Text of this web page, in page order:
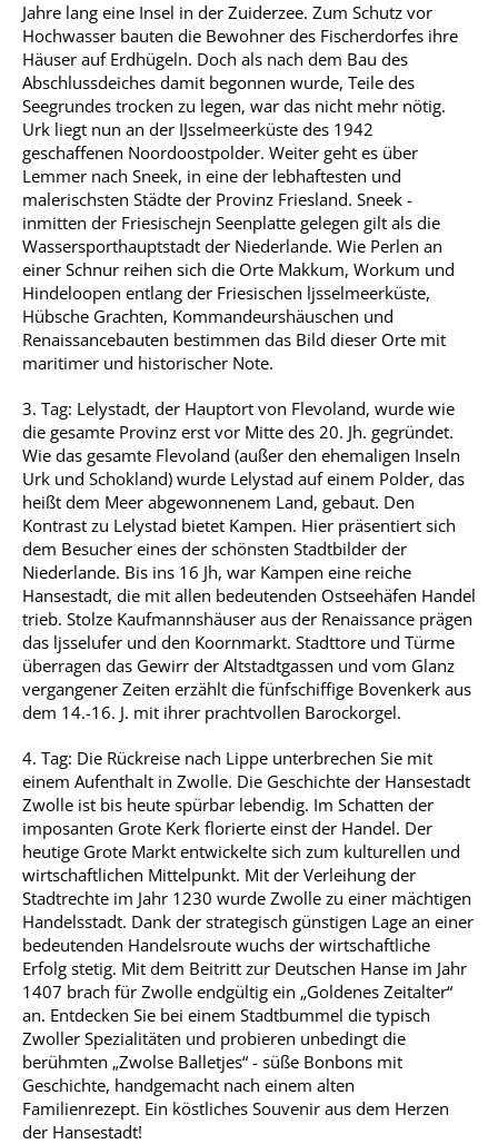
Jahre lang eine Insel in der Zuiderzee. Zum Schutz vor
Hochwasser bauten die Bewohner des Fischerdorfes ihre
Häuser auf Erdhügeln. Doch als nach dem Bau des
Abschlussdeiches damit begonnen wurde, Teile des
Seegrundes trocken zu legen, war das nicht mehr nötig.
Urk liegt nun an der IJsselmeerküste des 1942
geschaffenen Noordoostpolder. Weiter geht es über
Lemmer nach Sneek, in eine der lebhaftesten und
malerischsten Städte der Provinz Friesland. Sneek -
inmitten der Friesischejn Seenplatte gelegen gilt als die
Wassersporthauptstadt der Niederlande. Wie Perlen an
einer Schnur reihen sich die Orte Makkum, Workum und
Hindeloopen entlang der Friesischen ljsselmeerküste,
Hübsche Grachten, Kommandeurshäuschen und
Renaissancebauten bestimmen das Bild dieser Orte mit
maritimer und historischer Note.
3. Tag: Lelystadt, der Hauptort von Flevoland, wurde wie
die gesamte Provinz erst vor Mitte des 20. Jh. gegründet.
Wie das gesamte Flevoland (außer den ehemaligen Inseln
Urk und Schokland) wurde Lelystad auf einem Polder, das
heißt dem Meer abgewonnenem Land, gebaut. Den
Kontrast zu Lelystad bietet Kampen. Hier präsentiert sich
dem Besucher eines der schönsten Stadtbilder der
Niederlande. Bis ins 16 Jh, war Kampen eine reiche
Hansestadt, die mit allen bedeutenden Ostseehäfen Handel
trieb. Stolze Kaufmannshäuser aus der Renaissance prägen
das ljsselufer und den Koornmarkt. Stadttore und Türme
überragen das Gewirr der Altstadtgassen und vom Glanz
vergangener Zeiten erzählt die fünfschiffige Bovenkerk aus
dem 14.-16. J. mit ihrer prachtvollen Barockorgel.
4. Tag: Die Rückreise nach Lippe unterbrechen Sie mit
einem Aufenthalt in Zwolle. Die Geschichte der Hansestadt
Zwolle ist bis heute spürbar lebendig. Im Schatten der
imposanten Grote Kerk florierte einst der Handel. Der
heutige Grote Markt entwickelte sich zum kulturellen und
wirtschaftlichen Mittelpunkt. Mit der Verleihung der
Stadtrechte im Jahr 1230 wurde Zwolle zu einer mächtigen
Handelsstadt. Dank der strategisch günstigen Lage an einer
bedeutenden Handelsroute wuchs der wirtschaftliche
Erfolg stetig. Mit dem Beitritt zur Deutschen Hanse im Jahr
1407 brach für Zwolle endgültig ein „Goldenes Zeitalter“
an. Entdecken Sie bei einem Stadtbummel die typisch
Zwoller Spezialitäten und probieren unbedingt die
berühmten „Zwolse Balletjes“ - süße Bonbons mit
Geschichte, handgemacht nach einem alten
Familienrezept. Ein köstliches Souvenir aus dem Herzen
der Hansestadt!